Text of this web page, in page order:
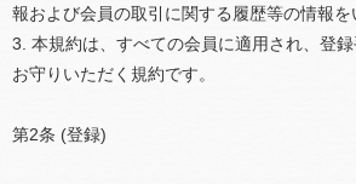
報および会員の取引に関する履歴等の情報を
3. 本規約は、すべての会員に適用され、登
お守りいただく規約です。
第2条 (登録)